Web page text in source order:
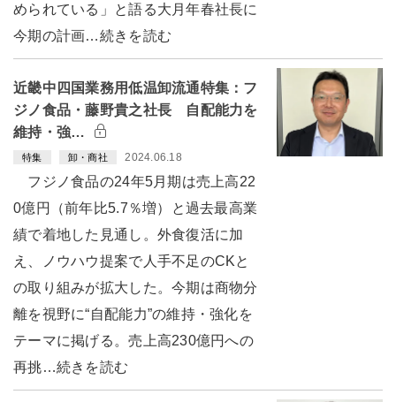
められている」と語る大月年春社長に
今期の計画…続きを読む
近畿中四国業務用低温卸流通特集：フ
ジノ食品・藤野貴之社長 自配能力を
維持・強…
特集 卸・商社 2024.06.18
フジノ食品の24年5月期は売上高22
0億円（前年比5.7％増）と過去最高業
績で着地した見通し。外食復活に加
え、ノウハウ提案で人手不足のCKと
の取り組みが拡大した。今期は商物分
離を視野に“自配能力”の維持・強化を
テーマに掲げる。売上高230億円への
再挑…続きを読む